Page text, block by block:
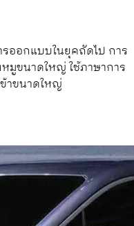
ออกแบบในยุคถัดไป การ
มูขนาดใหญ่ ใช้ภาษาการ
าขนาดใหญ่